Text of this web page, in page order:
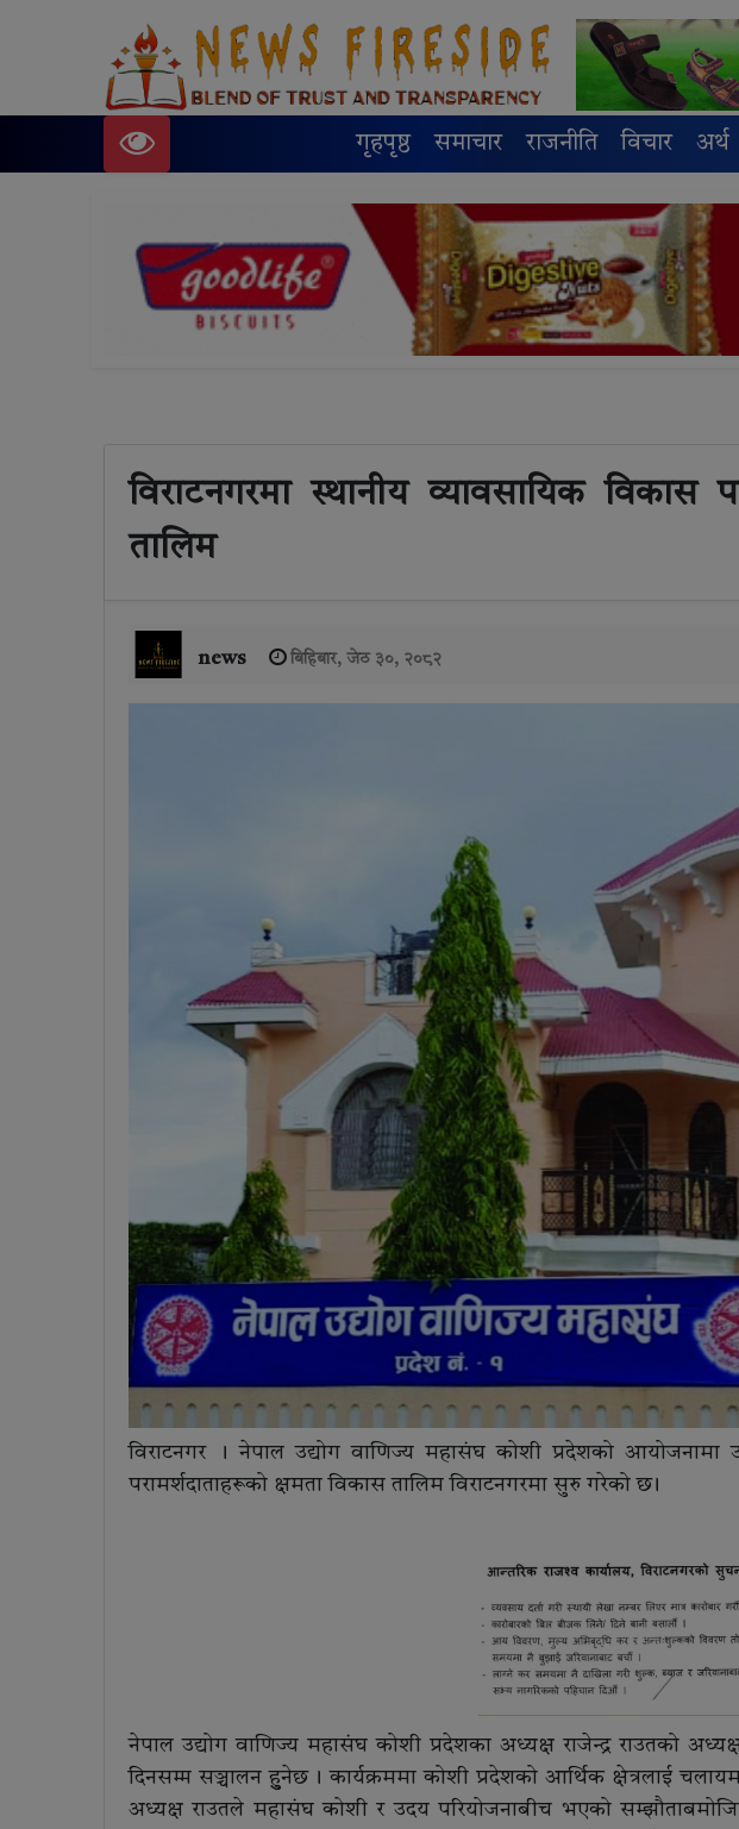
गृहपृष्ठ समाचार राजनीति विचार अर्थ
विराटनगरमा स्थानीय व्यावसायिक विकास
तालिम
news बिहिबार, जेठ ३०, २०८२
विराटनगर । नेपाल उद्योग वाणिज्य महासंघ कोशी प्रदेशको आयोजनामा
परामर्शदाताहरूको क्षमता विकास तालिम विराटनगरमा सुरु गरेको छ ।
नेपाल उद्योग वाणिज्य महासंघ कोशी प्रदेशका अध्यक्ष राजेन्द्र राउतको
दिनसम्म सञ्चालन हुुनेछ । कार्यक्रममा कोशी प्रदेशको आर्थिक क्षेत्रलाई
अध्यक्ष राउतले महासंघ कोशी र उदय परियोजनाबीच भएको